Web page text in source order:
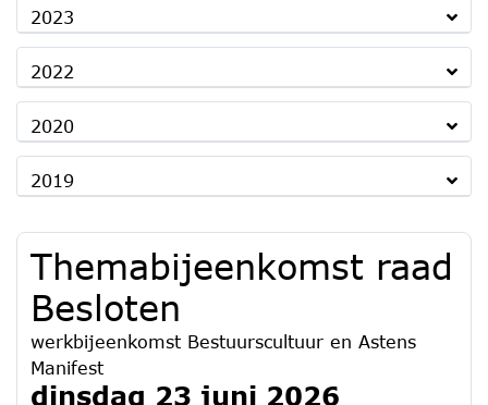
2023
2022
2020
2019
Themabijeenkomst raad
Besloten
werkbijeenkomst Bestuurscultuur en Astens
Manifest
dinsdag 23 juni 2026